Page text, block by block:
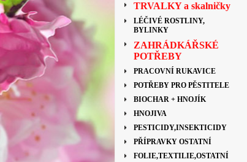
TRVALKY a skalničky
LÉČIVÉ ROSTLINY,
BYLINKY
ZAHRÁDKÁŘSKÉ
POTŘEBY
PRACOVNÍ RUKAVICE
POTŘEBY PRO PĚSTITELE
BIOCHAR + HNOJÍK
HNOJIVA
PESTICIDY,INSEKTICIDY
PŘÍPRAVKY OSTATNÍ
FOLIE,TEXTILIE,OSTATNÍ